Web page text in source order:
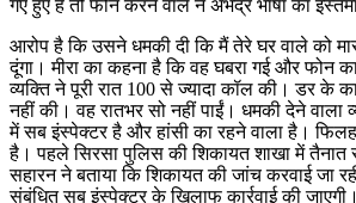
गए हुए हैं तो फोन करने वाले ने अभद्र भाषा का
आरोप है कि उसने धमकी दी कि मैं तेरे घर वाले को
दूंगा। मीरा का कहना है कि वह घबरा गई और फोन
व्यक्ति ने पूरी रात 100 से ज्यादा कॉल की। डर के
नहीं की। वह रातभर सो नहीं पाईं। धमकी देने वाला
में सब इंस्पेक्टर है और हांसी का रहने वाला है।
है। पहले सिरसा पुलिस की शिकायत शाखा में तैनात
सहारन ने बताया कि शिकायत की जांच करवाई जा
संबंधित सब इंस्पेक्टर के खिलाफ कार्रवाई की जाएगी।